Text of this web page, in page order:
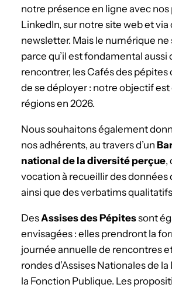
notre présence en ligne avec nos
LinkedIn, sur notre site web et via
newsletter. Mais le numérique ne
parce qu’il est fondamental aussi
rencontrer, les Cafés des
de se déployer : notre objectif est
régions en 2026.
Nous souhaitons également
nos adhérents, au travers d’un
national de la diversité perçue,
vocation à recueillir des
ainsi que des verbatims
DesAssises des Pépitessont
envisagées : elles prendront la
journée annuelle de rencontres
rondes d’Assises Nationales de
la Fonction Publique. Les